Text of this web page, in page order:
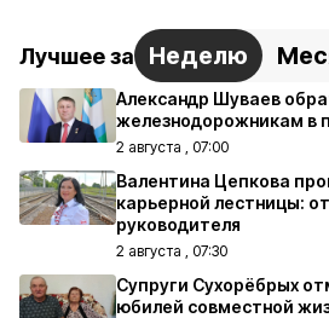
Лучшее за Неделю
Александр Шуваев
железнодорожникам в
2 августа , 07:00
Валентина Цепкова
карьерной лестницы:
руководителя
2 августа , 07:30
Супруги Сухорёбрых
юбилей совместной